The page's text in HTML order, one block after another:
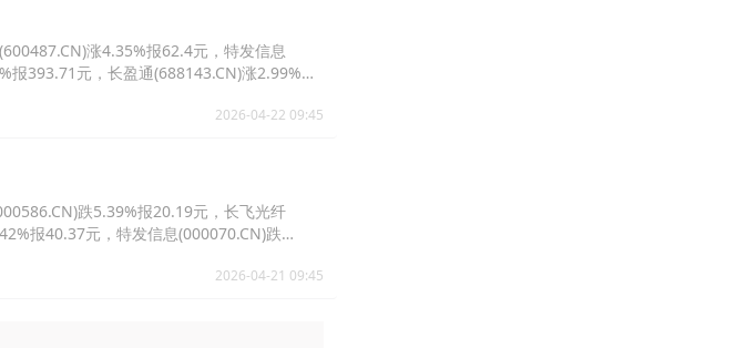
涨4.35%报62.4元，特发信息
393.71元，长盈通(688143.CN)涨2.99%报
2026-04-22 09:45
跌5.39%报20.19元，长飞光纤
报40.37元，特发信息(000070.CN)跌
2026-04-21 09:45